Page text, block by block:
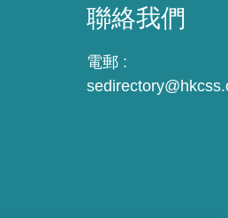
聯絡我們
電郵 :